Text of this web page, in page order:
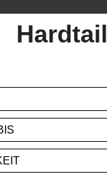
Hardtail